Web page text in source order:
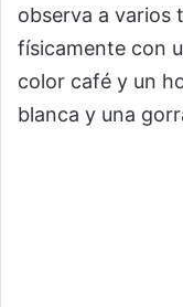
observa a varios
físicamente con
color café y un
blanca y una